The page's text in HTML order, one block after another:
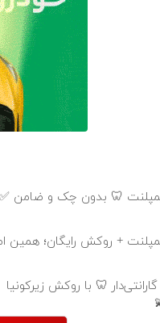
ماهه ایمپلنت + روکش رایگان؛ همین
🦷 با روکش زیرکونیا